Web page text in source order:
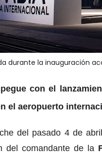
durante la inauguración
con el
el aeropuerto
del pasado 4 de
del comandante de la